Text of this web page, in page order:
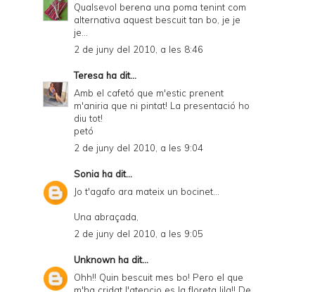
Qualsevol berena una poma tenint com
alternativa aquest bescuit tan bo, je je
je...
2 de juny del 2010, a les 8:46
Teresa ha dit...
Amb el cafetó que m'estic prenent
m'aniria que ni pintat! La presentació ho
diu tot!
petó
2 de juny del 2010, a les 9:04
Sonia ha dit...
Jo t'agafo ara mateix un bocinet...
Una abraçada,
2 de juny del 2010, a les 9:05
Unknown ha dit...
Ohh!! Quin bescuit mes bo! Pero el que
m'ha cridat l'atencio es la floreta lila!! De